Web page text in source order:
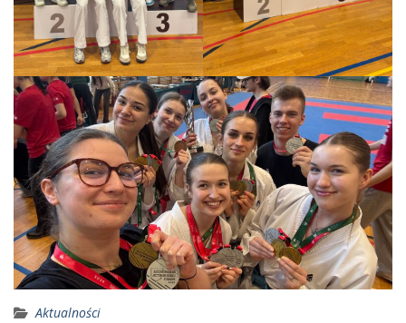
Aktualności